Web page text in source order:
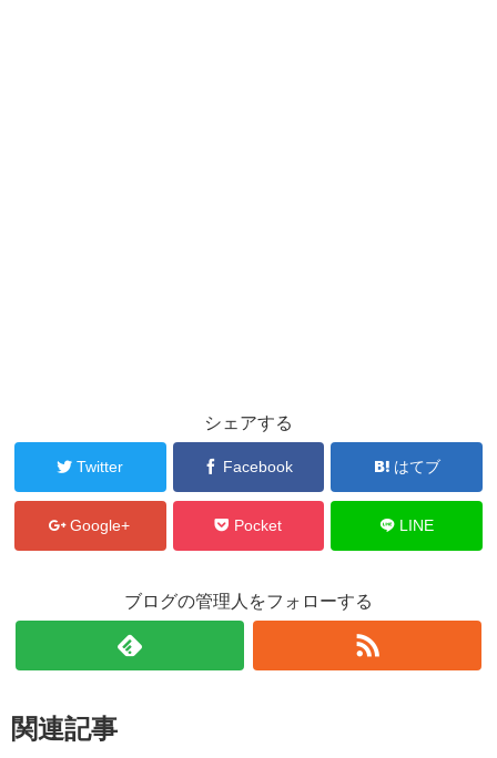
シェアする
Twitter Facebook はてブ
Google+ Pocket LINE
ブログの管理人をフォローする
関連記事